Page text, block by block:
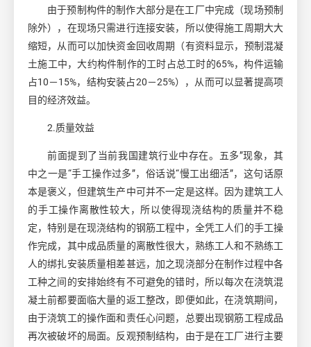
由于预制构件的制作大部分是在工厂中完成（现场预制
除外），在现场只需进行连接安装，所以使得施工周期大大
缩短，从而可以加快资金回收周期（有资料显示，预制混凝
土施工中，大约构件制作的工时占总工时的65%，构件运输
占10－15%，结构安装占20－25%），从而可以显著提高项
目的经济效益。
2.质量效益
前面提到了当前我国建筑行业中存在。五多”现象，其
中之一是“手工操作过多”，俗话说“慢工出细活”，这句话原
本是褒义，但建筑生产中可并不一定是这样。因为建筑工人
的手工操作离散性较大，所以使得现浇结构的质量并不稳
定，特别是在现浇结构的钢筋工程中，全凭工人们的手工操
作完成，其中成品质量的离散性很大，熟练工人和不熟练工
人的绑扎安装质量相差甚远，加之现浇部分在制作过程中各
工种之间的安排始终有不可避免的错时，所以每次在浇筑混
凝土前都要面临大量的返工整改，即便如此，在浇筑期间，
由于浇筑工的操作面和责任心问题，总要出现钢筋工程成品
再次被破坏的局面。反观预制结构，由于是在工厂进行主要